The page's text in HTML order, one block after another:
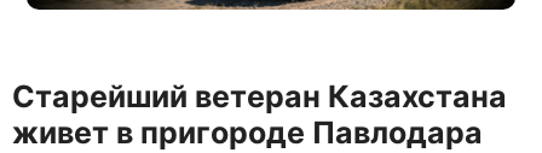
Старейший ветеран Казахстана
живет в пригороде Павлодара